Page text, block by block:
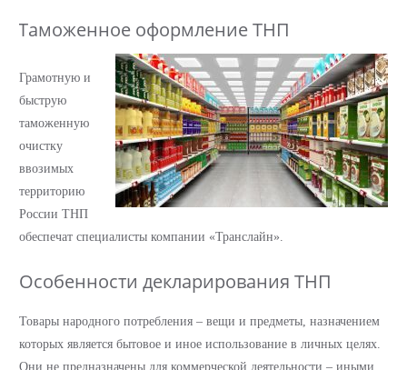
Таможенное оформление ТНП
Грамотную и
быструю
таможенную
очистку
ввозимых
территорию
России ТНП
обеспечат специалисты компании «Транслайн».
Особенности декларирования ТНП
Товары народного потребления – вещи и предметы, назначением
которых является бытовое и иное использование в личных целях.
Они не предназначены для коммерческой деятельности – иными